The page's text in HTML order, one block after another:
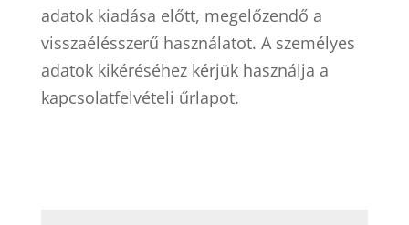
adatok kiadása előtt, megelőzendő a
visszaélésszerű használatot. A személyes
adatok kikéréséhez kérjük használja a
kapcsolatfelvételi űrlapot.